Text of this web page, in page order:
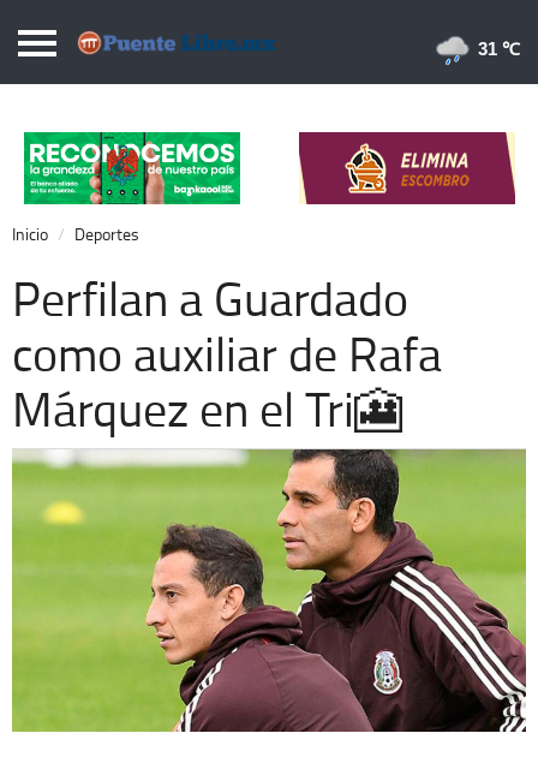
Puentelibre.mx
Local
Nacional
Opinión
Cronos
Economía
Espectáculos
Extra +
31 ℃
Inicio Deportes
Perfilan a Guardado
como auxiliar de Rafa
Márquez en el Tri🎦